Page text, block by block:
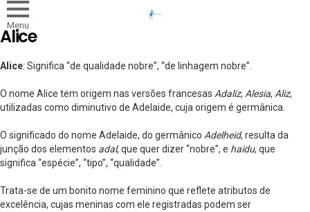
Menu
Alice
Alice: Significa “de qualidade nobre”, “de linhagem nobre”.
O nome Alice tem origem nas versões francesas Adaliz, Alesia, Aliz,
utilizadas como diminutivo de Adelaide, cuja origem é germânica.
O significado do nome Adelaide, do germânico Adelheid, resulta da
junção dos elementos adal, que quer dizer “nobre”, e haidu, que
significa “espécie”, “tipo”, “qualidade”.
Trata-se de um bonito nome feminino que reflete atributos de
excelência, cujas meninas com ele registradas podem ser